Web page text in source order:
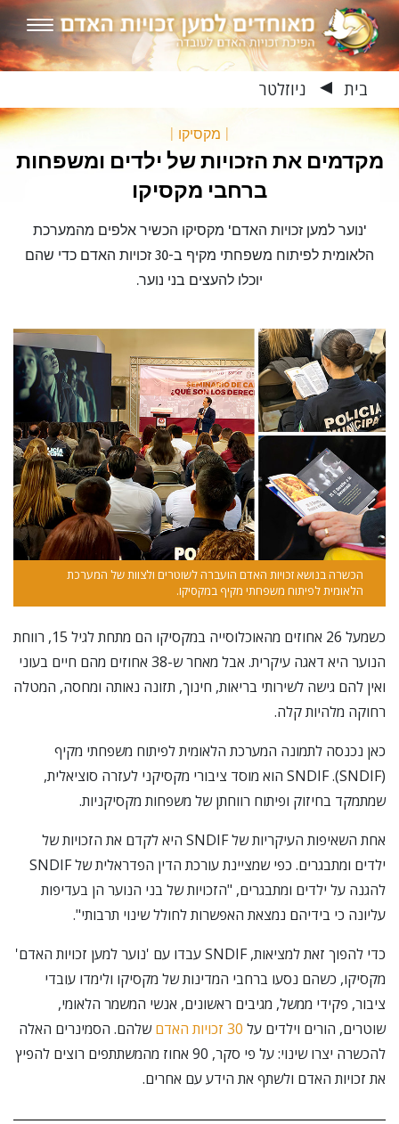
בית ▶ ניוזלטר
מקסיקו
מקדמים את הזכויות של ילדים ומשפחות
ברחבי מקסיקו
'נוער למען זכויות האדם' מקסיקו הכשיר אלפים מהמערכת
הלאומית לפיתוח משפחתי מקיף ב-30 זכויות האדם כדי שהם
יוכלו להעצים בני נוער.
הכשרה בנושא זכויות האדם הועברה לשוטרים ולצוות של המערכת
הלאומית לפיתוח משפחתי מקיף במקסיקו.
כשמעל 26 אחוזים מהאוכלוסייה במקסיקו הם מתחת לגיל 15, רווחת
הנוער היא דאגה עיקרית. אבל מאחר ש-38 אחוזים מהם חיים בעוני
ואין להם גישה לשירותי בריאות, חינוך, תזונה נאותה ומחסה, המטלה
רחוקה מלהיות קלה.
כאן נכנסה לתמונה המערכת הלאומית לפיתוח משפחתי מקיף
(SNDIF). SNDIF הוא מוסד ציבורי מקסיקני לעזרה סוציאלית,
שמתמקד בחיזוק ופיתוח רווחתן של משפחות מקסיקניות.
אחת השאיפות העיקריות של SNDIF היא לקדם את הזכויות של
ילדים ומתבגרים. כפי שמציינת עורכת הדין הפדראלית של SNDIF
להגנה על ילדים ומתבגרים, "הזכויות של בני הנוער הן בעדיפות
עליונה כי בידיהם נמצאת האפשרות לחולל שינוי תרבותי".
כדי להפוך זאת למציאות, SNDIF עבדו עם 'נוער למען זכויות האדם'
מקסיקו, כשהם נסעו ברחבי המדינות של מקסיקו ולימדו עובדי
ציבור, פקידי ממשל, מגיבים ראשונים, אנשי המשמר הלאומי,
שוטרים, הורים וילדים על 30 זכויות האדם
שלהם. הסמינרים האלה
להכשרה יצרו שינוי: על פי סקר, 90 אחוז מהמשתתפים רוצים להפיץ
את זכויות האדם ולשתף את הידע עם אחרים.